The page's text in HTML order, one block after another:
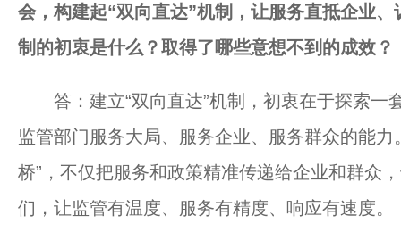
会，构建起“双向直达”机制，让服务直抵企业
制的初衷是什么？取得了哪些意想不到的成效？
答：建立“双向直达”机制，初衷在于探索一
监管部门服务大局、服务企业、服务群众的能
桥”，不仅把服务和政策精准传递给企业和群众
们，让监管有温度、服务有精度、响应有速度。